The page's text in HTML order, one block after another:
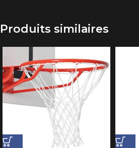
Produits similaires